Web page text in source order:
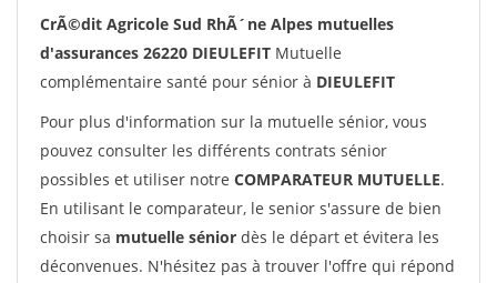
CrÃ©dit Agricole Sud RhÃ´ne Alpes mutuelles
d'assurances 26220 DIEULEFIT Mutuelle
complémentaire santé pour sénior à DIEULEFIT
Pour plus d'information sur la mutuelle sénior, vous
pouvez consulter les différents contrats sénior
possibles et utiliser notre COMPARATEUR MUTUELLE.
En utilisant le comparateur, le senior s'assure de bien
choisir sa mutuelle sénior dès le départ et évitera les
déconvenues. N'hésitez pas à trouver l'offre qui répond